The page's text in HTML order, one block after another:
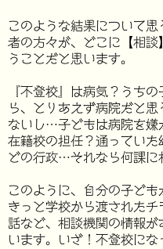
このような結果について
者の方々が、どこに【相
うことだと思います。
『不登校』は病気？うち
ら、とりあえず病院だと
ないし…子どもは病院を嫌
在籍校の担任？通ってい
どの行政…それなら何課に
このように、自分の子ども
きっと学校から渡された
話など、相談機関の情報
います。いざ！不登校にな